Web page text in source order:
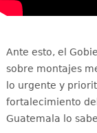
Ante esto, el
sobre montajes
lo urgente y
fortalecimiento
Guatemala lo